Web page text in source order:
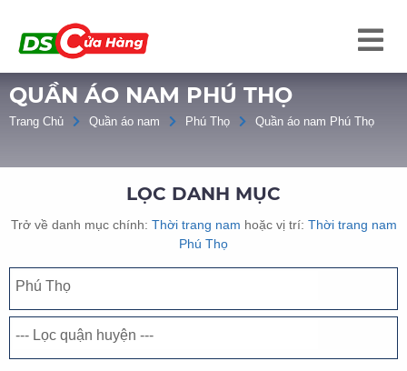
QUẦN ÁO NAM PHÚ THỌ
Trang Chủ Quần áo nam Phú Thọ Quần áo nam Phú Thọ
LỌC DANH MỤC
Trở về danh mục chính: Thời trang nam hoặc vị trí: Thời trang nam
Phú Thọ